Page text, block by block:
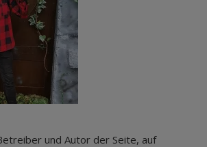
und Autor der Seite, auf